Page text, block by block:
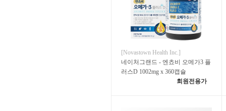
[Novastown Health Inc.]
네이처그랜드 - 엔쵸비 오메가3 플
러스D 1002mg x 360캡슐
회원전용가